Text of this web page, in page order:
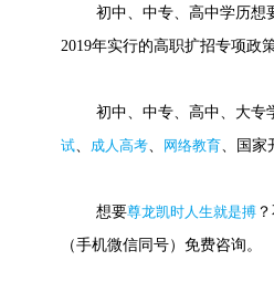
初中、中专、高中学历想要
2019年实行的高职扩招专项政
初中、中专、高中、大专学
试、 成人高考、 网络教育、国家
想要尊龙凯时人生就是搏
（手机微信同号）免费咨询。